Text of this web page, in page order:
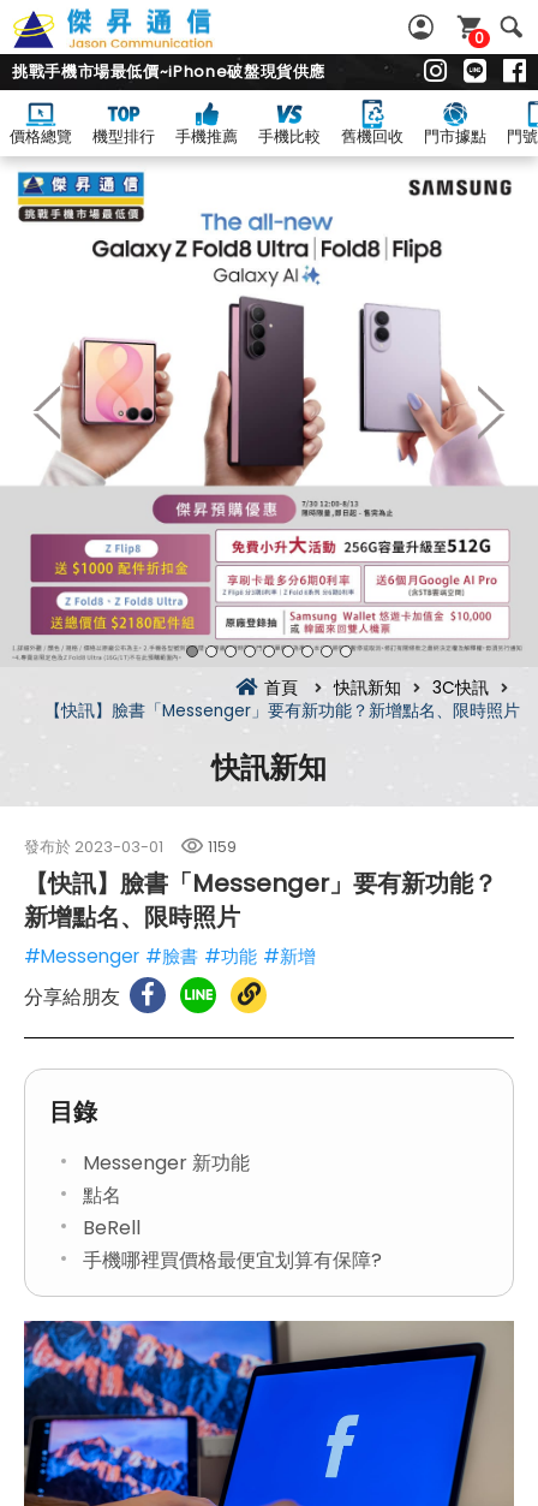
0
挑戰手機市場最低價~iPhone破盤現貨供應
價格總覽 機型排行 手機推薦 手機比較 舊機回收 門市據點 門
首頁 快訊新知
3C快訊
【快訊】臉書「Messenger」要有新功能？新增點名、限時照片
快訊新知
發布於 2023-03-01 1159
【快訊】臉書「Messenger」要有新功能？
新增點名、限時照片
#Messenger #臉書 #功能 #新增
分享給朋友
目錄
Messenger 新功能
點名
BeRell
手機哪裡買價格最便宜划算有保障?